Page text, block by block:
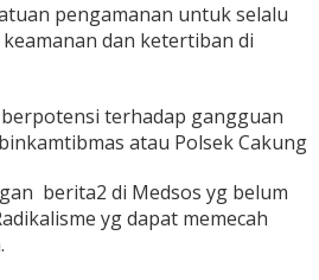
pengamanan untuk selalu
dan ketertiban di
terhadap gangguan
atau Polsek Cakung
berita2 di Medsos yg belum
yg dapat memecah